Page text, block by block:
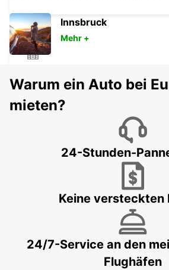
LANGEN - GERMANY
FRANKFURT HAUPTBAHNHOF
FRANKFURT AM MAIN - GERMANY
BAD HOMBURG
BAD HOMBURG - GERMANY
Innsbruck
Mehr +
Warum ein Auto bei
mieten?
24-Stunden-
Keine versteckten
24/7-Service an den
Flughäfen